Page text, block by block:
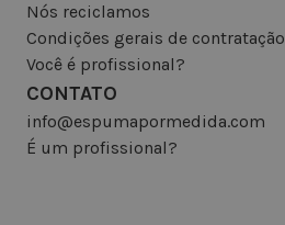
Nós reciclamos
Condições gerais de contratação
Você é profissional?
CONTATO
info@espumapormedida.com
É um profissional?